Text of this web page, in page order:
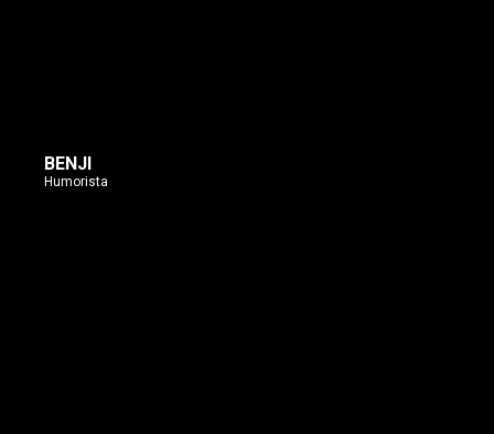
BENJI
Humorista